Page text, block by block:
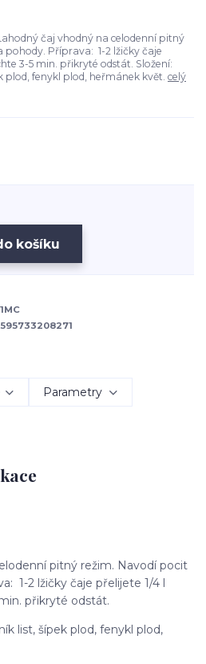
čaj vhodný na celodenní pitný
pohody. Příprava: 1-2 lžičky čaje
3-5 min. přikryté odstát. Složení:
plod, fenykl plod, heřmánek květ. celý
košíku
Parametry
pitný režim. Navodí pocit
1-2 lžičky čaje přelijete 1/4 l
přikryté odstát.
list, šípek plod, fenykl plod,